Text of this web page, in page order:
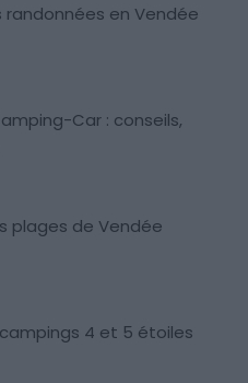
randonnées en Vendée
Car : conseils,
plages de Vendée
campings 4 et 5 étoiles